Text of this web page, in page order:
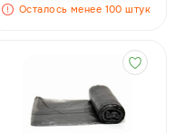
Осталось менее 100 штук